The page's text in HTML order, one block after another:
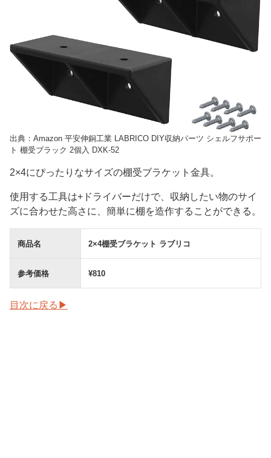
出典：Amazon 平安伸銅工業 LABRICO DIY収納パーツ シェルフサポー
ト 棚受ブラック 2個入 DXK-52
2×4にぴったりなサイズの棚受ブラケット金具。
使用する工具は+ドライバーだけで、収納したい物のサイ
ズに合わせた高さに、簡単に棚を造作することができる。
商品名 2×4棚受ブラケット ラブリコ
参考価格 ¥810
目次に戻る▶